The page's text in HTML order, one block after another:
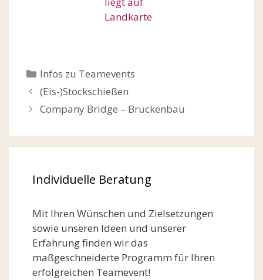
Kategorien
Infos zu Teamevents
Beitrags-
Navigation
(Eis-)Stockschießen
Company Bridge – Brückenbau
Individuelle Beratung
Mit Ihren Wünschen und Zielsetzungen
sowie unseren Ideen und unserer
Erfahrung finden wir das
maßgeschneiderte Programm für Ihren
erfolgreichen Teamevent!